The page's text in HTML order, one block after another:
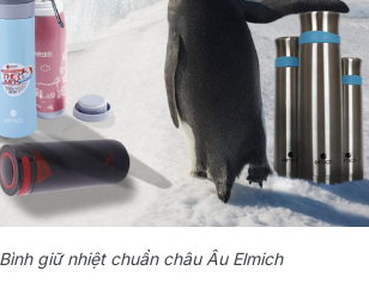
Bình giữ nhiệt chuẩn châu Âu Elmich